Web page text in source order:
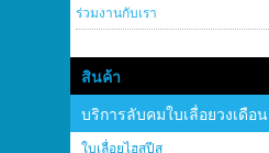
ร่วมงานกับเรา
สินค้า
บริการลับคมใบเลื่อยวงเดือน
ใบเลื่อยไฮสปีส